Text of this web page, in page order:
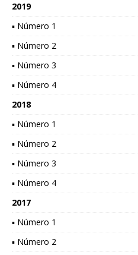
2019
▪ Número 1
▪ Número 2
▪ Número 3
▪ Número 4
2018
▪ Número 1
▪ Número 2
▪ Número 3
▪ Número 4
2017
▪ Número 1
▪ Número 2